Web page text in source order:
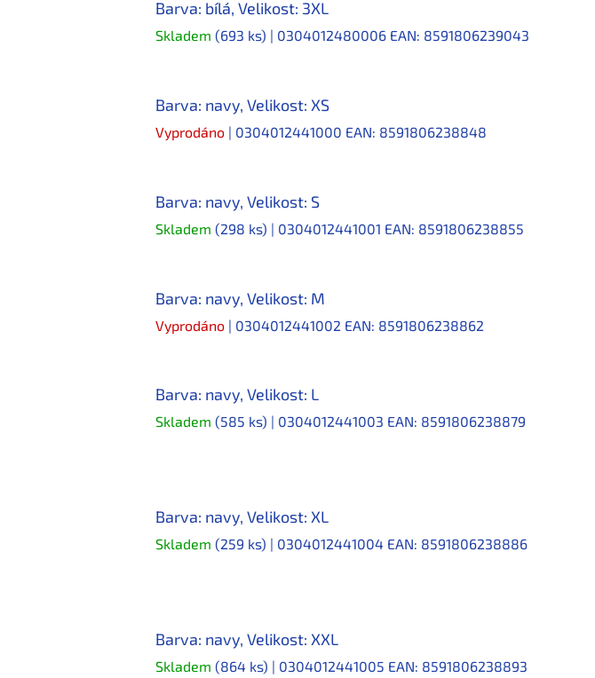
Barva: bílá, Velikost: 3XL
Skladem (693 ks) | 0304012480006 EAN: 8591806239043
Barva: navy, Velikost: XS
Vyprodáno | 0304012441000 EAN: 8591806238848
Barva: navy, Velikost: S
Skladem (298 ks) | 0304012441001 EAN: 8591806238855
Barva: navy, Velikost: M
Vyprodáno | 0304012441002 EAN: 8591806238862
Barva: navy, Velikost: L
Skladem (585 ks) | 0304012441003 EAN: 8591806238879
Barva: navy, Velikost: XL
Skladem (259 ks) | 0304012441004 EAN: 8591806238886
Barva: navy, Velikost: XXL
Skladem (864 ks) | 0304012441005 EAN: 8591806238893